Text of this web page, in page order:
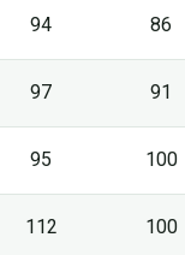
94 86
97 91
95 100
112 100